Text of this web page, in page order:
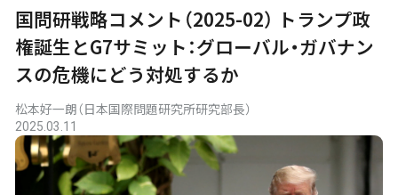
国問研戦略コメント（2025-02） トランプ政
権誕生とG7サミット：グローバル・ガバナン
スの危機にどう対処するか
松本好一朗（日本国際問題研究所研究部長）
2025.03.11